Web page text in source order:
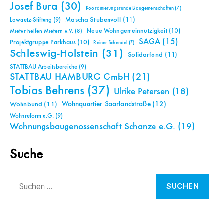
Josef Bura (30) Koordinierungsrunde Baugemeinschaften (7)
Lawaetz-Stiftung (9) Mascha Stubenvoll (11)
Mieter helfen Mietern e.V. (8) Neue Wohngemeinnützigkeit(10)
Projektgruppe Parkhaus (10) Reiner Schendel (7) SAGA(15)
Schleswig-Holstein (31) Solidarfond (11)
STATTBAU Arbeitsbereiche (9)
STATTBAU HAMBURG GmbH (21)
Tobias Behrens (37) Ulrike Petersen (18)
Wohnbund (11) Wohnquartier Saarlandstraße(12)
Wohnreform e.G.(9)
Wohnungsbaugenossenschaft Schanze e.G. (19)
Suche
nach: